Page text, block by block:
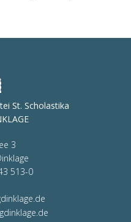
St. Scholastika
3
513-0